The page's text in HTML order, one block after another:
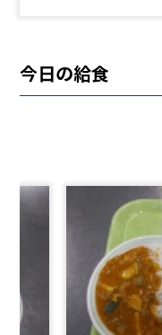
今日の給食